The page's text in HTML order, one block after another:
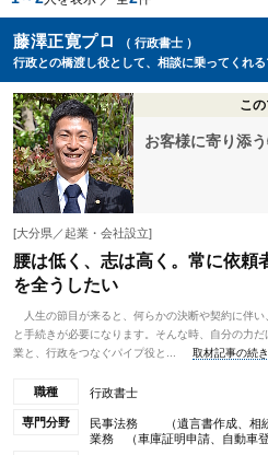
藤澤正寛プロ
（ 行政書士 ）
行政との橋渡し役として、相談に乗ってくれる
こ
お客様に寄り添
[大分県／起業・会社設立]
腰は低く、志は高く。常に依頼
を全うしたい
人生の節目が来ると、何らかの決断や契約に伴い
と手続きが必要になります。そんな時、自分の力
業と、行政をつなぐパイプ役と...
取材記事の続
職種 行政書士
専門分野
民事法務 （遺言書作成、相続
業務 （車庫証明申請、自動車登